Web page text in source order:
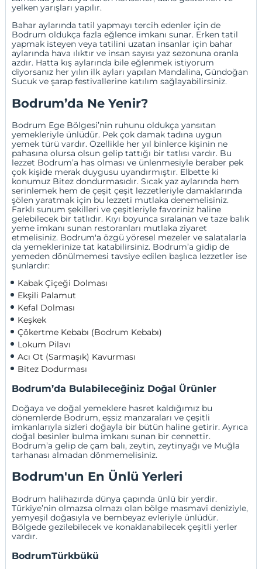
yelken yarışları yapılır.
Bahar aylarında tatil yapmayı tercih edenler için de
Bodrum oldukça fazla eğlence imkanı sunar. Erken tatil
yapmak isteyen veya tatilini uzatan insanlar için bahar
aylarında hava ılıktır ve insan sayısı yaz sezonuna oranla
azdır. Hatta kış aylarında bile eğlenmek istiyorum
diyorsanız her yılın ilk ayları yapılan Mandalina, Gündoğan
Sucuk ve şarap festivallerine katılım sağlayabilirsiniz.
Bodrum’da Ne Yenir?
Bodrum Ege Bölgesi’nin ruhunu oldukça yansıtan
yemekleriyle ünlüdür. Pek çok damak tadına uygun
yemek türü vardır. Özellikle her yıl binlerce kişinin ne
pahasına olursa olsun gelip tattığı bir tatlısı vardır. Bu
lezzet Bodrum’a has olması ve ünlenmesiyle beraber pek
çok kişide merak duygusu uyandırmıştır. Elbette ki
konumuz Bitez dondurmasıdır. Sıcak yaz aylarında hem
serinlemek hem de çeşit çeşit lezzetleriyle damaklarında
şölen yaratmak için bu lezzeti mutlaka denemelisiniz.
Farklı sunum şekilleri ve çeşitleriyle favoriniz haline
gelebilecek bir tatlıdır. Kıyı boyunca sıralanan ve taze balık
yeme imkanı sunan restoranları mutlaka ziyaret
etmelisiniz. Bodrum'a özgü yöresel mezeler ve salatalarla
da yemeklerinize tat katabilirsiniz. Bodrum’a gidip de
yemeden dönülmemesi tavsiye edilen başlıca lezzetler ise
şunlardır:
Kabak Çiçeği Dolması
Ekşili Palamut
Kefal Dolması
Keşkek
Çökertme Kebabı (Bodrum Kebabı)
Lokum Pilavı
Acı Ot (Sarmaşık) Kavurması
Bitez Dodurması
Bodrum’da Bulabileceğiniz Doğal Ürünler
Doğaya ve doğal yemeklere hasret kaldığımız bu
dönemlerde Bodrum, eşsiz manzaraları ve çeşitli
imkanlarıyla sizleri doğayla bir bütün haline getirir. Ayrıca
doğal besinler bulma imkanı sunan bir cennettir.
Bodrum’a gelip de çam balı, zeytin, zeytinyağı ve Muğla
tarhanası almadan dönmemelisiniz.
Bodrum'un En Ünlü Yerleri
Bodrum halihazırda dünya çapında ünlü bir yerdir.
Türkiye’nin olmazsa olmazı olan bölge masmavi deniziyle,
yemyeşil doğasıyla ve bembeyaz evleriyle ünlüdür.
Bölgede gezilebilecek ve konaklanabilecek çeşitli yerler
vardır.
BodrumTürkbükü